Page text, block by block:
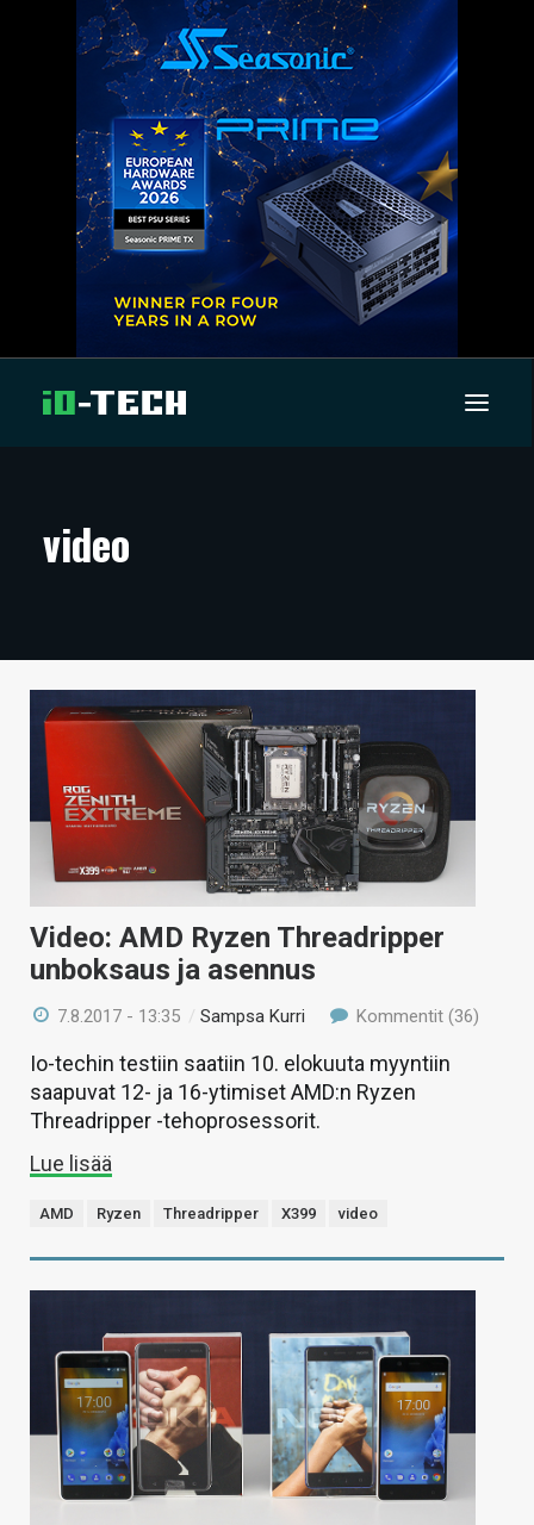
ARTIKKELIT
TECHBBS
TIETOA
HINTA.FI
KAUPPA
VAIHDA TEEMA
HAKU
video
Video: AMD Ryzen Threadripper
unboksaus ja asennus
7.8.2017 - 13:35 /Sampsa Kurri Kommentit (36)
Io-techin testiin saatiin 10. elokuuta myyntiin
saapuvat 12- ja 16-ytimiset AMD:n Ryzen
Threadripper -tehoprosessorit.
Lue lisää
AMD Ryzen Threadripper X399 video